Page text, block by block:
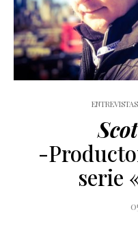
ENTREVISTAS
-
serie